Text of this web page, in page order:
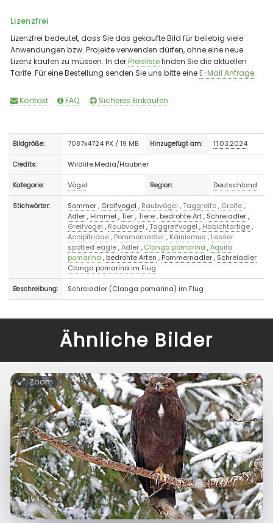
Lizenzfrei
Lizenzfrei bedeutet, dass Sie das gekaufte Bild für beliebig viele
Anwendungen bzw. Projekte verwenden dürfen, ohne eine neue
Lizenz kaufen zu müssen. In derPreislistefinden Sie die aktuellen
Tarife. Für eine Bestellung senden Sie uns bitte eineE-Mail Anfrage.
Kontakt FAQ Sicheres Einkaufen
Bildgröße: 7087x4724 PX / 19 MB Hinzugefügt am: 11.03.2024
Credits: Wildlife.Media/Haubner
Kategorie: Vögel Region: Deutschland
Stichwörter: Sommer, Greifvogel , Raubvögel ,Taggreife, Greife,
Adler, Himmel ,Tier,Tiere, bedrohte Art, Schreiadler,
Greifvogel , Raubvogel ,Taggreifvogel , Habichtartige,
Accipitridae, Pommernadler, Kainismus , Lesser
spotted eagle,Adler, Clanga pomarina ,Aquila
pomarina , bedrohte Arten , Pommernadler, Schreiadler
Clanga pomarina im Flug
Beschreibung: Schreiadler (Clanga pomarina) im Flug
Ähnliche Bilder
Zoom